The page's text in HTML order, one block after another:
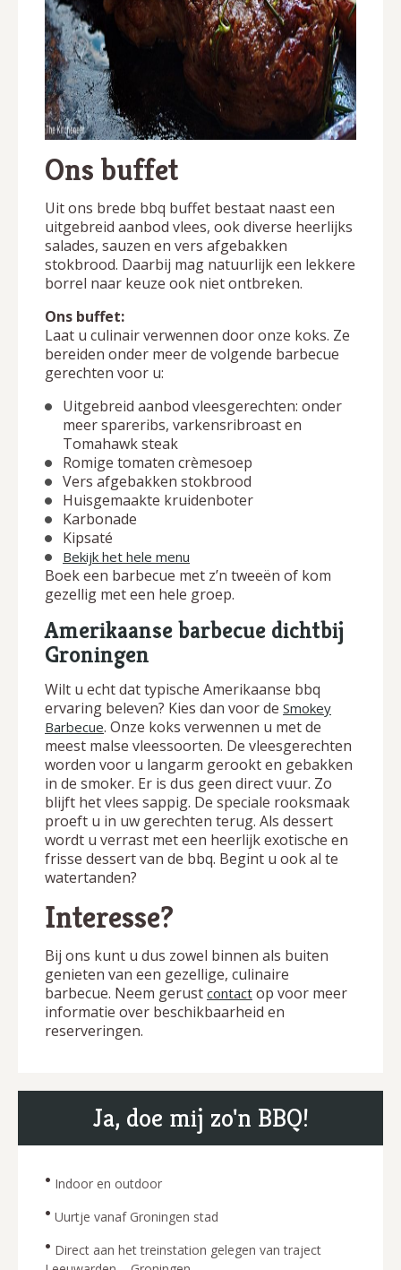
Ons buffet
Uit ons brede bbq buffet bestaat naast een
uitgebreid aanbod vlees, ook diverse heerlijks
salades, sauzen en vers afgebakken
stokbrood. Daarbij mag natuurlijk een lekkere
borrel naar keuze ook niet ontbreken.
Ons buffet:
Laat u culinair verwennen door onze koks. Ze
bereiden onder meer de volgende barbecue
gerechten voor u:
Uitgebreid aanbod vleesgerechten: onder
meer spareribs, varkensribroast en
Tomahawk steak
Romige tomaten crèmesoep
Vers afgebakken stokbrood
Huisgemaakte kruidenboter
Karbonade
Kipsaté
Bekijk het hele menu
Boek een barbecue met z’n tweeën of kom
gezellig met een hele groep.
Amerikaanse barbecue dichtbij
Groningen
Wilt u echt dat typische Amerikaanse bbq
ervaring beleven? Kies dan voor de Smokey
Barbecue. Onze koks verwennen u met de
meest malse vleessoorten. De vleesgerechten
worden voor u langarm gerookt en gebakken
in de smoker. Er is dus geen direct vuur. Zo
blijft het vlees sappig. De speciale rooksmaak
proeft u in uw gerechten terug. Als dessert
wordt u verrast met een heerlijk exotische en
frisse dessert van de bbq. Begint u ook al te
watertanden?
Interesse?
Bij ons kunt u dus zowel binnen als buiten
genieten van een gezellige, culinaire
barbecue. Neem gerust contact op voor meer
informatie over beschikbaarheid en
reserveringen.
Ja, doe mij zo'n BBQ!
• Indoor en outdoor
• Uurtje vanaf Groningen stad
• Direct aan het treinstation gelegen van traject